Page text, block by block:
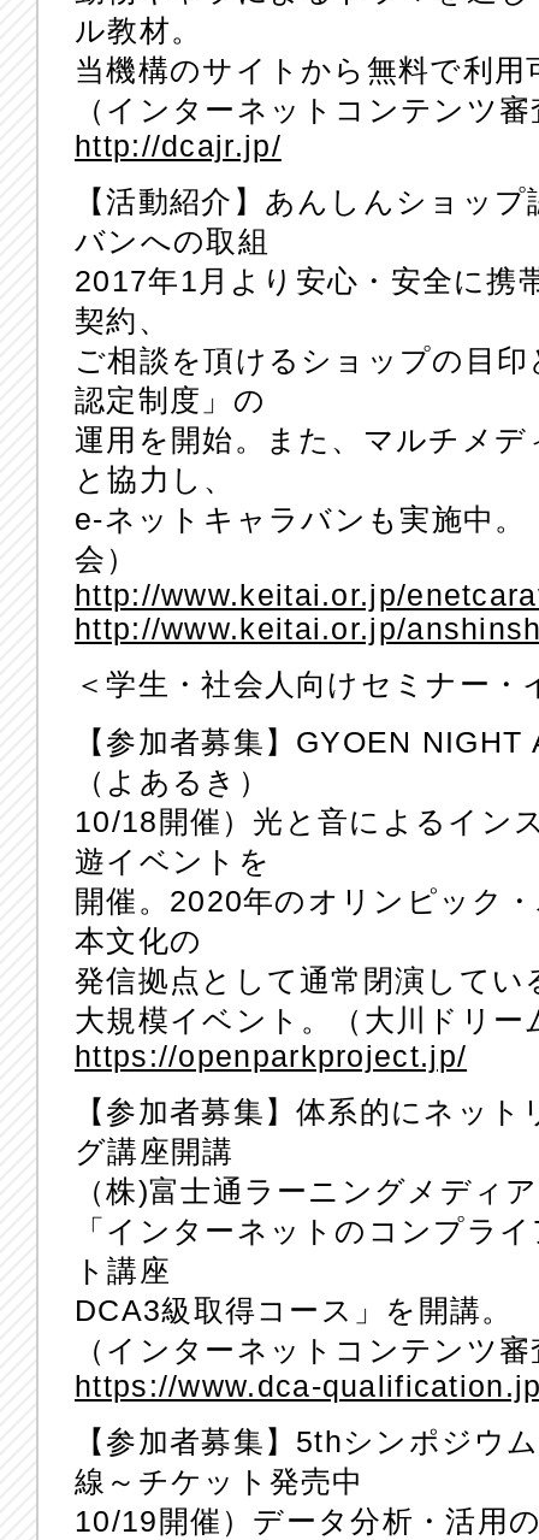
ル教材。
当機構のサイトから無料で利用
（インターネットコンテンツ
http://dcajr.jp/
【活動紹介】あんしんショッ
バンへの取組
2017年1月より安心・安全に携
契約、
ご相談を頂けるショップの目
認定制度」の
運用を開始。また、マルチメ
と協力し、
e-ネットキャラバンも実施中。
会）
http://www.keitai.or.jp/
http://www.keitai.or.jp/
＜学生・社会人向けセミナー・
【参加者募集】GYOEN
（よあるき）
10/18開催）光と音によるイン
遊イベントを
開催。2020年のオリンピック
本文化の
発信拠点として通常閉演して
大規模イベント。（大川ドリー
https://openparkproject.jp/
【参加者募集】体系的にネッ
グ講座開講
（株)富士通ラーニングメディ
「インターネットのコンプラ
ト講座
DCA3級取得コース」を開講。
（インターネットコンテンツ
https://www.dca-
【参加者募集】5thシンポジウ
線～チケット発売中
10/19開催）データ分析・活用